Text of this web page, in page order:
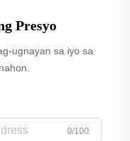
Presyo
ugnayan sa iyo sa
0/100